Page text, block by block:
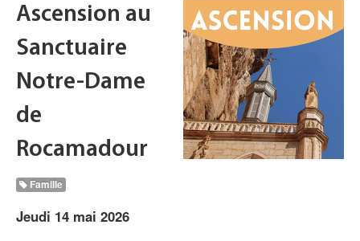
Sanctuaires & Pélerinages
Agenda diocésain
Je donne
Ascension au
Sanctuaire
Notre-Dame
de
Rocamadour
Famille
Jeudi 14 mai 2026